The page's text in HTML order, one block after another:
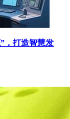
，打造智慧发